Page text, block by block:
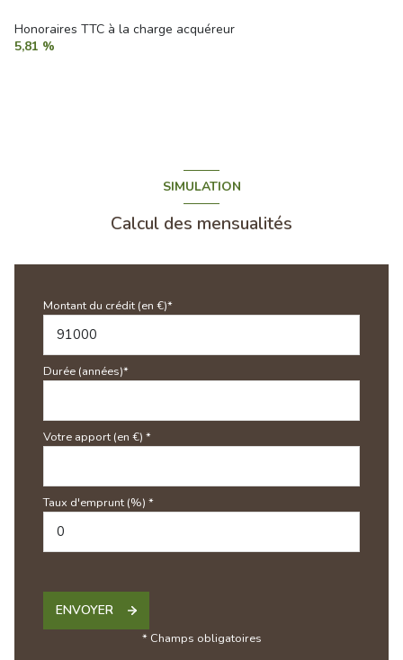
Honoraires TTC à la charge acquéreur
5,81 %
SIMULATION
Calcul des mensualités
Montant du crédit (en €)*
Durée (années)*
Votre apport (en €) *
Taux d'emprunt (%) *
ENVOYER
* Champs obligatoires